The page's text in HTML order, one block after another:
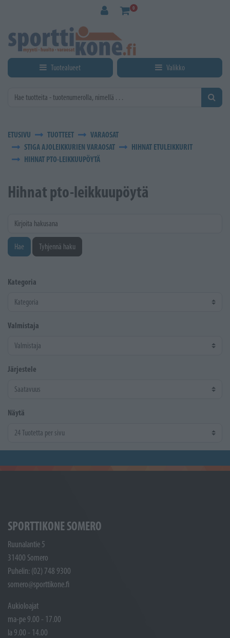
0
Tuotealueet Valikko
ETUSIVU TUOTTEET
VARAOSAT
STIGA AJOLEIKKURIEN VARAOSAT
HIHNAT ETULEIKKURIT
HIHNAT PTO-LEIKKUUPÖYTÄ
Hihnat pto-leikkuupöytä
Kirjoita hakusana
Hae Tyhjennä haku
Kategoria
Valmistaja
Järjestele
Näytä
SPORTTIKONE SOMERO
Ruunalantie 5
31400 Somero
Puhelin: (02) 748 9300
somero@sporttikone.fi
Aukioloajat
ma-pe 9.00 - 17.00
la 9.00 - 14.00